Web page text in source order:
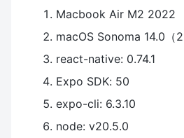
Macbook Air M2 2022
macOS Sonoma 14.0（
react-native: 0.74.1
Expo SDK: 50
expo-cli: 6.3.10
node: v20.5.0